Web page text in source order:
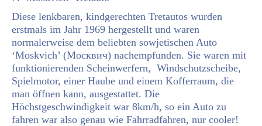
Diese lenkbaren, kindgerechten Tretautos wurden
erstmals im Jahr 1969 hergestellt und waren
normalerweise dem beliebten sowjetischen Auto
‘Moskvich’ (Москвич) nachempfunden. Sie waren mit
funktionierenden Scheinwerfern, Windschutzscheibe,
Spielmotor, einer Haube und einem Kofferraum, die
man öffnen kann, ausgestattet. Die
Höchstgeschwindigkeit war 8km/h, so ein Auto zu
fahren war also genau wie Fahrradfahren, nur cooler!